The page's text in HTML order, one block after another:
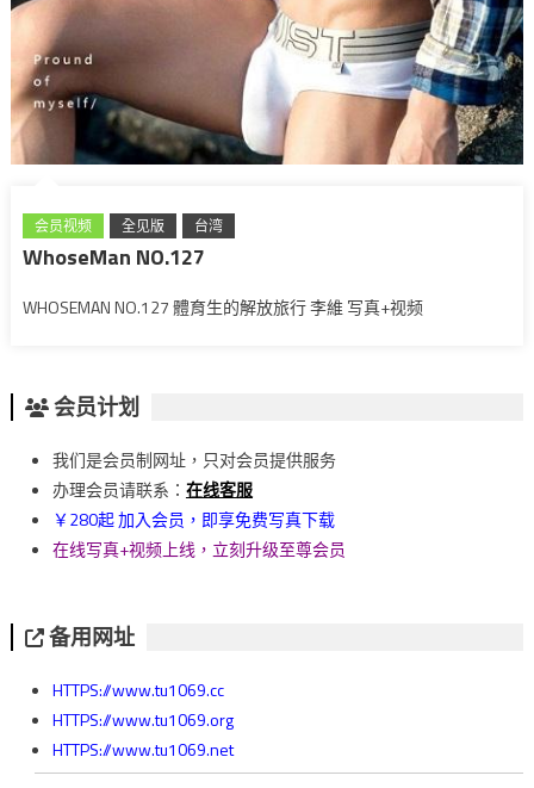
会员视频 全见版 台湾
WhoseMan NO.127
WHOSEMAN NO.127 體育生的解放旅行 李維 写真+视频
会员计划
我们是会员制网址，只对会员提供服务
办理会员请联系： 在线客服
￥280起 加入会员，即享免费写真下载
在线写真+视频上线，立刻升级至尊会员
备用网址
HTTPS://www.tu1069.cc
HTTPS://www.tu1069.org
HTTPS://www.tu1069.net